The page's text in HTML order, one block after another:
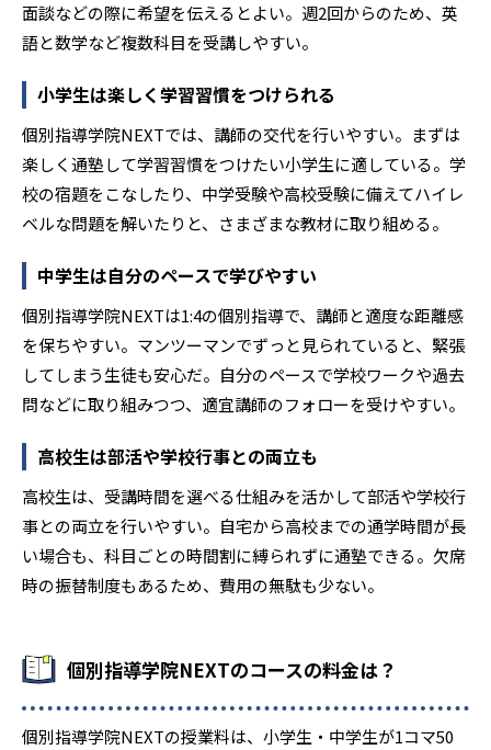
面談などの際に希望を伝えるとよい。週2回からのため、英
語と数学など複数科目を受講しやすい。
小学生は楽しく学習習慣をつけられる
個別指導学院NEXTでは、講師の交代を行いやすい。まずは
楽しく通塾して学習習慣をつけたい小学生に適している。学
校の宿題をこなしたり、中学受験や高校受験に備えてハイレ
ベルな問題を解いたりと、さまざまな教材に取り組める。
中学生は自分のペースで学びやすい
個別指導学院NEXTは1:4の個別指導で、講師と適度な距離感
を保ちやすい。マンツーマンでずっと見られていると、緊張
してしまう生徒も安心だ。自分のペースで学校ワークや過去
問などに取り組みつつ、適宜講師のフォローを受けやすい。
高校生は部活や学校行事との両立も
高校生は、受講時間を選べる仕組みを活かして部活や学校行
事との両立を行いやすい。自宅から高校までの通学時間が長
い場合も、科目ごとの時間割に縛られずに通塾できる。欠席
時の振替制度もあるため、費用の無駄も少ない。
個別指導学院NEXTのコースの料金は？
個別指導学院NEXTの授業料は、小学生・中学生が1コマ50